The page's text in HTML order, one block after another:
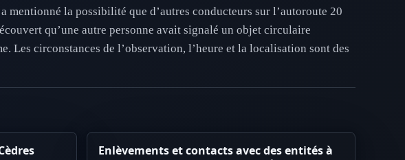
mentionné la possibilité que d’autres conducteurs sur l’autoroute 20
qu’une autre personne avait signalé un objet circulaire
Les circonstances de l’observation, l’heure et la localisation sont des
Enlèvements et contacts avec des entités à